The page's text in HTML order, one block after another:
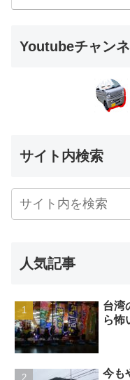
Youtubeチャン
サイト内検索
人気記事
台湾
ら怖
今も